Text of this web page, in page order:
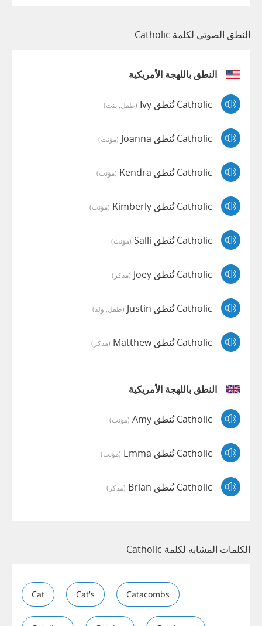
النطق الصوتي لكلمة Catholic
النطق باللهجة الأمريكية
Catholic تُنطق Ivy (طفل, بنت)
Catholic تُنطق Joanna (مؤنث)
Catholic تُنطق Kendra (مؤنث)
Catholic تُنطق Kimberly (مؤنث)
Catholic تُنطق Salli (مؤنث)
Catholic تُنطق Joey (مذكر)
Catholic تُنطق Justin (طفل, ولد)
Catholic تُنطق Matthew (مذكر)
النطق باللهجة الأمريكية
Catholic تُنطق Amy (مؤنث)
Catholic تُنطق Emma (مؤنث)
Catholic تُنطق Brian (مذكر)
الكلمات المشابه لكلمة Catholic
Cat Cat's Catacombs